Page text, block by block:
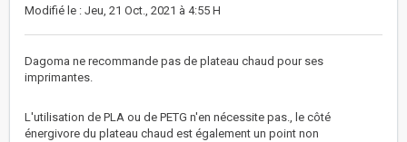
Modifié le : Jeu, 21 Oct., 2021 à 4:55 H
Dagoma ne recommande pas de plateau chaud pour ses
imprimantes.
L'utilisation de PLA ou de PETG n'en nécessite pas., le côté
énergivore du plateau chaud est également un point non